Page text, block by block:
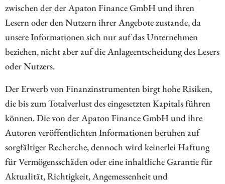
zwischen der der Apaton Finance GmbH und ihren
Lesern oder den Nutzern ihrer Angebote zustande, da
unsere Informationen sich nur auf das Unternehmen
beziehen, nicht aber auf die Anlageentscheidung des Lesers
oder Nutzers.
Der Erwerb von Finanzinstrumenten birgt hohe Risiken,
die bis zum Totalverlust des eingesetzten Kapitals führen
können. Die von der Apaton Finance GmbH und ihre
Autoren veröffentlichten Informationen beruhen auf
sorgfältiger Recherche, dennoch wird keinerlei Haftung
für Vermögensschäden oder eine inhaltliche Garantie für
Aktualität, Richtigkeit, Angemessenheit und